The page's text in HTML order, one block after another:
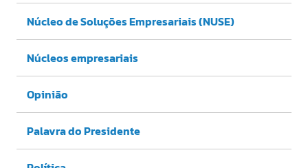
Núcleo de Soluções Empresariais (NUSE)
Núcleos empresariais
Opinião
Palavra do Presidente